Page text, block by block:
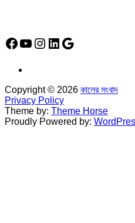
Facebook
YouTube
Instagram
LinkedIn
Google
Copyright © 2026 কালের সংবাদ
Privacy Policy
Theme by: Theme Horse
Proudly Powered by: